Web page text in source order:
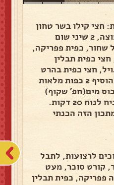
חצי קילו בשר טחון
טרי,פטרוזליה קצוצה, 2 שיני שום
שחור, כפית פפריקה,
כפית תבלין
חצי כפית בהרט
וכפית מרק עוף. להוסיף 2 כפות מלאות
מים(חפ' שקוף)
לערבב היטב ולהניח לנוח 20 דקות.
הזה הכנתי
חתוכים לרצועות, לתבל
קורט סוכר, מעט
פפריקה, כפית תבלין